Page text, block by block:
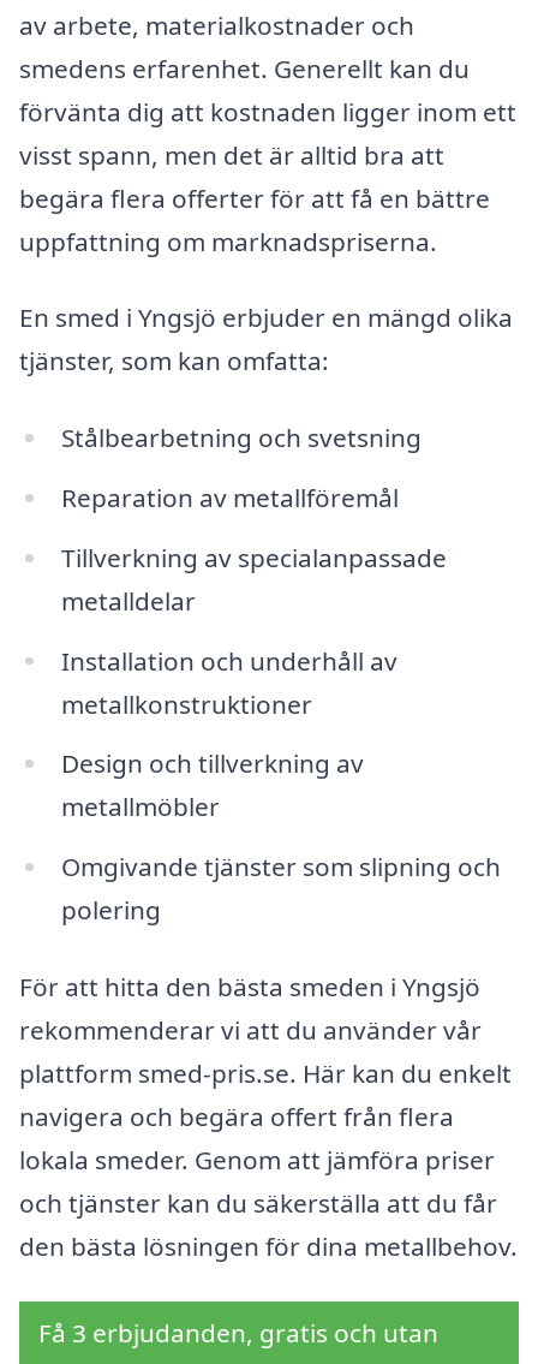
av arbete, materialkostnader och
smedens erfarenhet. Generellt kan du
förvänta dig att kostnaden ligger inom ett
visst spann, men det är alltid bra att
begära flera offerter för att få en bättre
uppfattning om marknadspriserna.
En smed i Yngsjö erbjuder en mängd olika
tjänster, som kan omfatta:
Stålbearbetning och svetsning
Reparation av metallföremål
Tillverkning av specialanpassade
metalldelar
Installation och underhåll av
metallkonstruktioner
Design och tillverkning av
metallmöbler
Omgivande tjänster som slipning och
polering
För att hitta den bästa smeden i Yngsjö
rekommenderar vi att du använder vår
plattform smed-pris.se. Här kan du enkelt
navigera och begära offert från flera
lokala smeder. Genom att jämföra priser
och tjänster kan du säkerställa att du får
den bästa lösningen för dina metallbehov.
Få 3 erbjudanden, gratis och utan